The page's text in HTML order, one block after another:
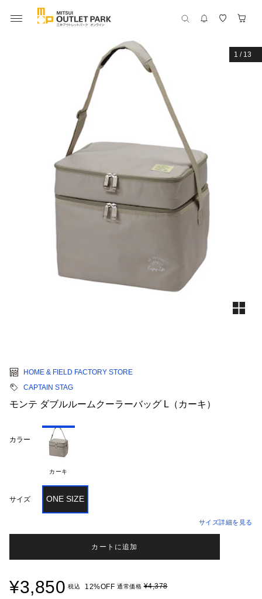
1 / 13
HOME & FIELD FACTORY STORE
CAPTAIN STAG
モンテ ダブルルームクーラーバッグ L（カーキ）
カラー
カーキ
サイズ ONE SIZE
サイズ詳細を見る
カートに追加
¥3,850 税込 12%OFF 通常価格¥4,378